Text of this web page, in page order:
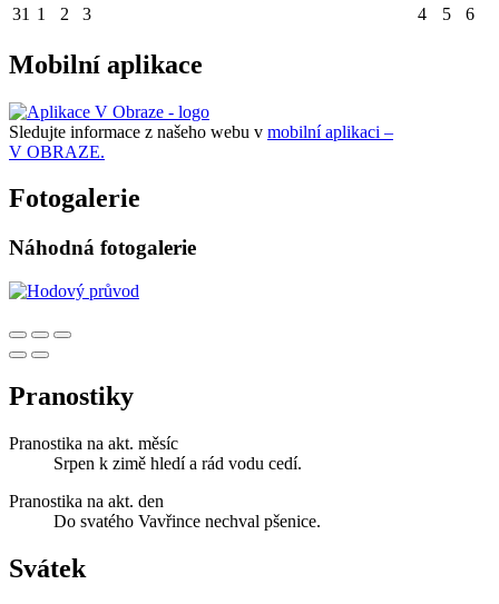
31 1 2 3 4 5 6
Mobilní aplikace
Sledujte informace z našeho webu v mobilní aplikaci –
V OBRAZE.
Fotogalerie
Náhodná fotogalerie
Pranostiky
Pranostika na akt. měsíc
Srpen k zimě hledí a rád vodu cedí.
Pranostika na akt. den
Do svatého Vavřince nechval pšenice.
Svátek